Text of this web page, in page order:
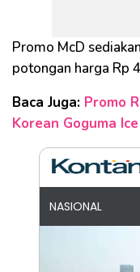
Promo McD
potongan harga Rp
Baca Juga: Promo
Korean Goguma
NASIONAL